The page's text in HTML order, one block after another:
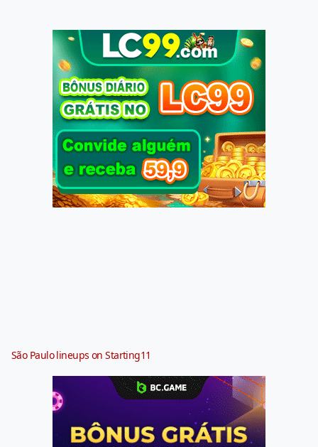
São Paulo lineups on Starting11